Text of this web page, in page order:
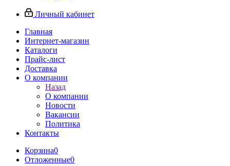
Личный кабинет
Главная
Интернет-магазин
Каталоги
Прайс-лист
Доставка
О компании
Назад
О компании
Новости
Вакансии
Политика
Контакты
Корзина0
Отложенные0